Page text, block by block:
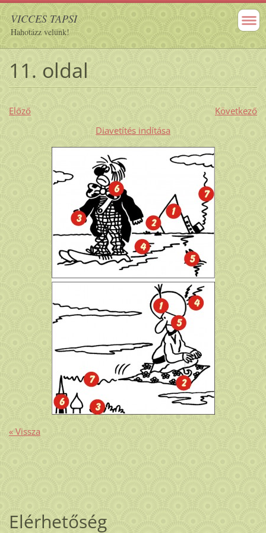
VICCES TAPSI
Hahotázz velünk!
11. oldal
Előző
Következő
Diavetítés indítása
« Vissza
Elérhetőség